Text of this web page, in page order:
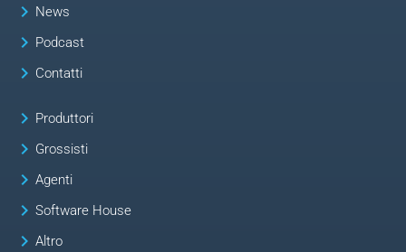
keyboard_arrow_right News
keyboard_arrow_right Podcast
keyboard_arrow_right Contatti
keyboard_arrow_right Produttori
keyboard_arrow_right Grossisti
keyboard_arrow_right Agenti
keyboard_arrow_right Software House
keyboard_arrow_right Altro